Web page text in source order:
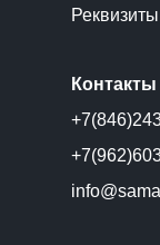
Реквизиты
Контакты